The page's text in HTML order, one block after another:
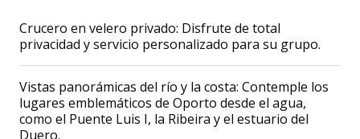
Crucero en velero privado: Disfrute de total
privacidad y servicio personalizado para su grupo.
Vistas panorámicas del río y la costa: Contemple los
lugares emblemáticos de Oporto desde el agua,
como el Puente Luis I, la Ribeira y el estuario del
Duero.